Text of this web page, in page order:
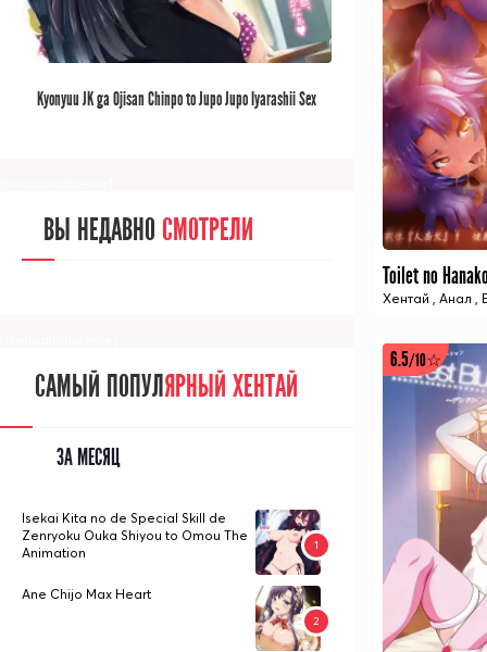
Хентай Анал
6.5/10☆
[/senpainoticeme]
САМЫЙ ПОПУЛЯРНЫЙ АНИМЕ
Kyonyuu JK ga Ojisan Chinpo to Jupo Jupo Iyarashii Sex
ВЫ НЕДАВНО СМОТРЕЛИ
САМЫЙ ПОПУЛЯРНЫЙ ХЕНТАЙ
ЗА МЕСЯЦ
Isekai Kita no de Special Skill de
Zenryoku Ouka Shiyou to Omou The
Animation
Ane Chijo Max Heart